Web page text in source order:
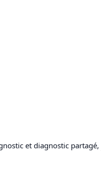
et diagnostic partagé,